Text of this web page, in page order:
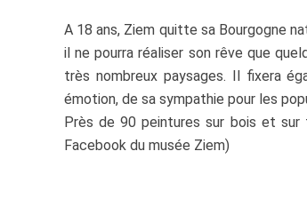
A 18 ans, Ziem quitte sa Bourgogne
il ne pourra réaliser son rêve que
très nombreux paysages. Il fixera
émotion, de sa sympathie pour les
Près de 90 peintures sur bois et sur
Facebook du musée Ziem)